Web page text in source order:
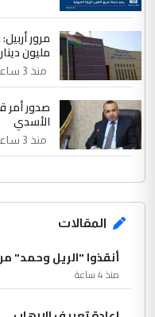
مرور
مليون دينار
منذ 3 ساعة
صدور أمر
الأسدي
منذ 3 ساعة
المقالات
أنقذوا "الريل وحمد"
منذ 4 ساعة